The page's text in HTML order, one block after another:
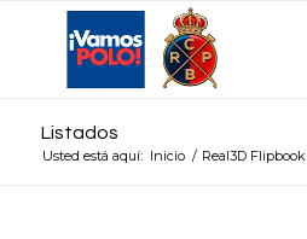
Listados
Usted está aquí: Inicio / Real3D Flipbook